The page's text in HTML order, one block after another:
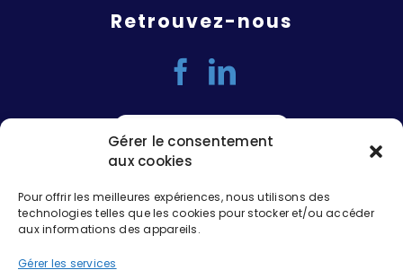
Gérer le consentement
aux cookies
Pour offrir les meilleures expériences, nous utilisons des
technologies telles que les cookies pour stocker et/ou accéder
aux informations des appareils.
Gérer les services
Retrouvez-nous